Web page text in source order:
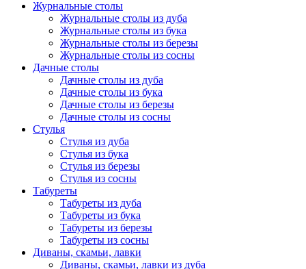
Журнальные столы
Журнальные столы из дуба
Журнальные столы из бука
Журнальные столы из березы
Журнальные столы из сосны
Дачные столы
Дачные столы из дуба
Дачные столы из бука
Дачные столы из березы
Дачные столы из сосны
Стулья
Стулья из дуба
Стулья из бука
Стулья из березы
Стулья из сосны
Табуреты
Табуреты из дуба
Табуреты из бука
Табуреты из березы
Табуреты из сосны
Диваны, скамьи, лавки
Диваны, скамьи, лавки из дуба